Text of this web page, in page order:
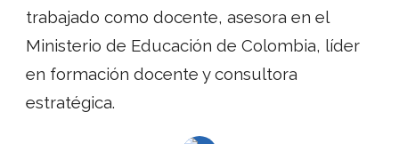
trabajado como docente, asesora en el
Ministerio de Educación de Colombia, líder
en formación docente y consultora
estratégica.